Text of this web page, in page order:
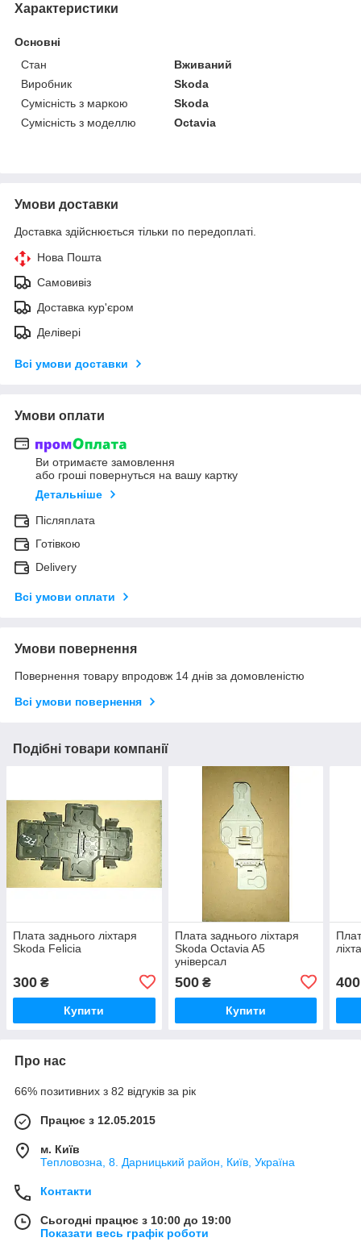
Характеристики
Основні
Стан
Вживаний
Виробник
Skoda
Сумісність з маркою
Skoda
Сумісність з моделлю
Octavia
Умови доставки
Доставка здійснюється тільки по передоплаті.
Нова Пошта
Самовивіз
Доставка кур'єром
Делівері
Всі умови доставки
Умови оплати
Ви отримаєте замовлення
або гроші повернуться на вашу картку
Детальніше
Післяплата
Готівкою
Delivery
Всі умови оплати
Умови повернення
Повернення товару впродовж 14 днів за домовленістю
Всі умови повернення
Подібні товари компанії
Плата заднього ліхтаря
Skoda Felicia
300 ₴
Купити
Плата заднього ліхтаря
Skoda Octavia A5
універсал
500₴
Купити
400
Про нас
66% позитивних з 82 відгуків за рік
Працює з 12.05.2015
м. Київ
Тепловозна, 8. Дарницький район, Київ, Україна
Контакти
Сьогодні працює з 10:00 до 19:00
Показати весь графік роботи